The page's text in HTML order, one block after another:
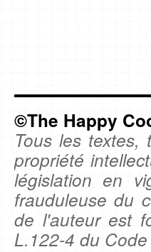
©The Happy
Tous les
propriété
législation en
frauduleuse du
de l'auteur est
L.122-4 du